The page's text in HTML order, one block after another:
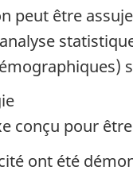
peut être
conçu pour
ont été